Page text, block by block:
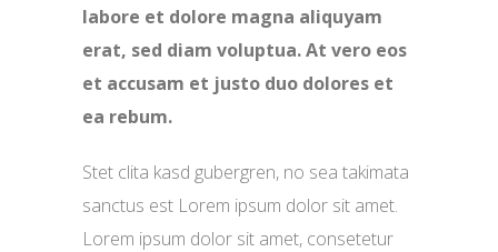
labore et dolore magna aliquyam
erat, sed diam voluptua. At vero eos
et accusam et justo duo dolores et
ea rebum.
Stet clita kasd gubergren, no sea takimata
sanctus est Lorem ipsum dolor sit amet.
Lorem ipsum dolor sit amet, consetetur